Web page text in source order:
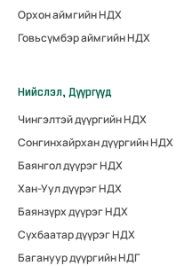
Орхон аймгийн НДХ
Говьсүмбэр аймгийн НДХ
Нийслэл, Дүүргүүд
Чингэлтэй дүүргийн НДХ
Сонгинхайрхан дүүргийн НДХ
Баянгол дүүрэг НДХ
Хан-Уул дүүрэг НДХ
Баянзүрх дүүрэг НДХ
Сүхбаатар дүүрэг НДХ
Багануур дүүргийн НДГ